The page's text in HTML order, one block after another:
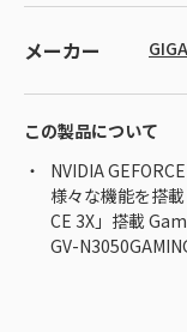
メーカー
この製品について
NVIDIA
様々な機能を搭
CE 3X」搭載
GV-